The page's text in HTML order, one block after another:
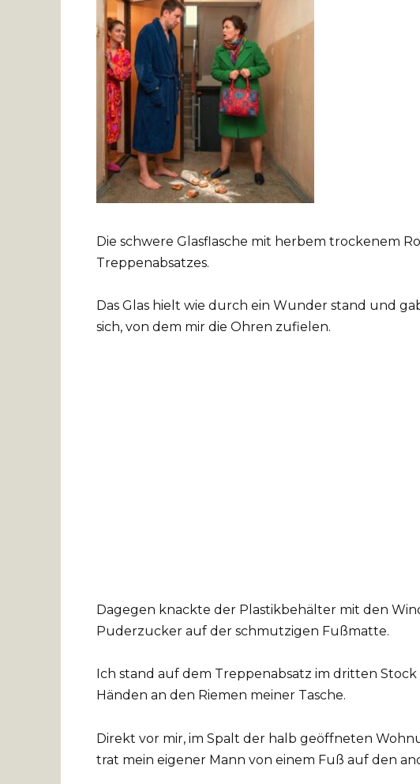
Die schwere Glasflasche mit herbem trockenem
Treppenabsatzes.
Das Glas hielt wie durch ein Wunder stand und
sich, von dem mir die Ohren zufielen.
Dagegen knackte der Plastikbehälter mit den
Puderzucker auf der schmutzigen Fußmatte.
Ich stand auf dem Treppenabsatz im dritten
Händen an den Riemen meiner Tasche.
Direkt vor mir, im Spalt der halb geöffneten
trat mein eigener Mann von einem Fuß auf den